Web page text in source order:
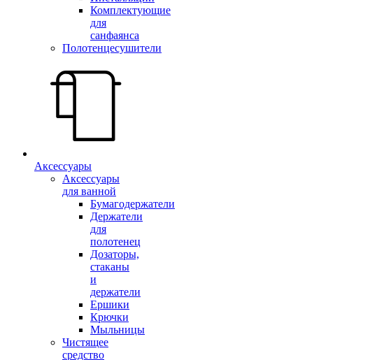
Комплектующие
для
санфаянса
Полотенцесушители
Аксессуары
Аксессуары
для ванной
Бумагодержатели
Держатели
для
полотенец
Дозаторы,
стаканы
и
держатели
Ершики
Крючки
Мыльницы
Чистящее
средство